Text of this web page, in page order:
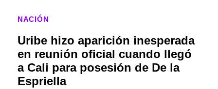
NACIÓN
Uribe hizo aparición inesperada
en reunión oficial cuando llegó
a Cali para posesión de De la
Espriella